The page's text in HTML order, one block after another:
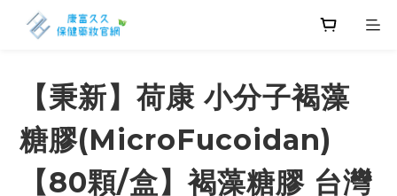
【秉新】荷康 小分子褐藻
糖膠(MicroFucoidan)
【80顆/盒】褐藻糖膠 台灣